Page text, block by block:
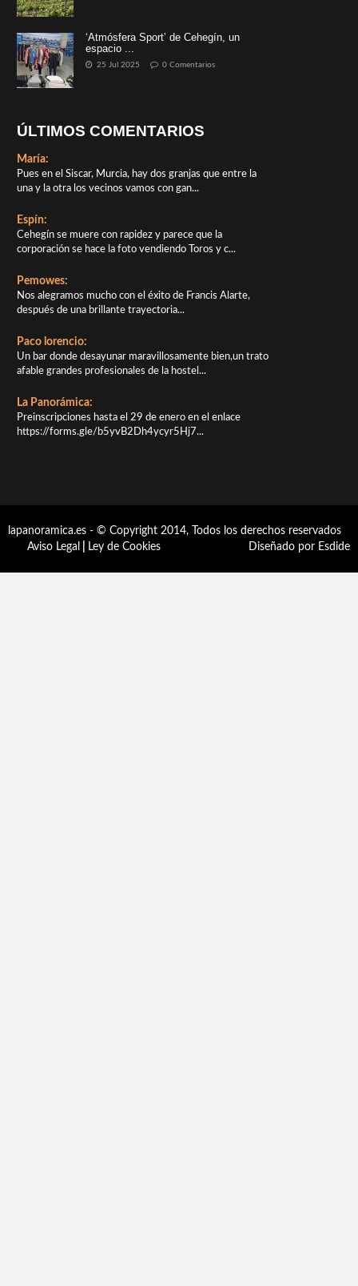
‘Atmósfera Sport’ de Cehegín, un
espacio ...
25 Jul 2025 0 Comentarios
ÚLTIMOS COMENTARIOS
María:
Pues en el Siscar, Murcia, hay dos granjas que entre la
una y la otra los vecinos vamos con gan...
Espín:
Cehegín se muere con rapidez y parece que la
corporación se hace la foto vendiendo Toros y c...
Pemowes:
Nos alegramos mucho con el éxito de Francis Alarte,
después de una brillante trayectoria...
Paco lorencio:
Un bar donde desayunar maravillosamente bien,un trato
afable grandes profesionales de la hostel...
La Panorámica:
Preinscripciones hasta el 29 de enero en el enlace
https://forms.gle/b5yvB2Dh4ycyr5Hj7...
lapanoramica.es - © Copyright 2014, Todos los derechos reservados
Aviso Legal
Ley de Cookies Diseñado por Esdide